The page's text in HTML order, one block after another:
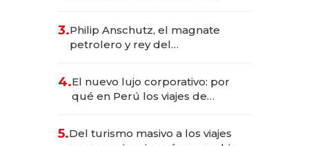
las marcas "fast premium"
3.Philip Anschutz, el magnate
petrolero y rey del
Fénix
4.El nuevo lujo corporativo: por
qué en Perú los viajes de
transformadoras
5.Del turismo masivo a los viajes